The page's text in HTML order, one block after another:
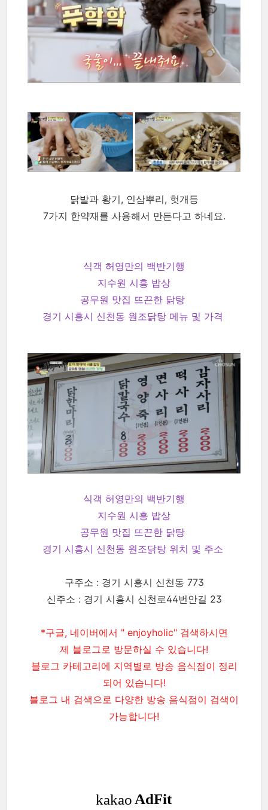
닭발과 황기, 인삼뿌리, 헛개등
7가지 한약재를 사용해서 만든다고 하네요.
식객 허영만의 백반기행
지수원 시흥 밥상
공무원 맛집 뜨끈한 닭탕
경기 시흥시 신천동 원조닭탕 메뉴 및 가격
식객 허영만의 백반기행
지수원 시흥 밥상
공무원 맛집 뜨끈한 닭탕
경기 시흥시 신천동 원조닭탕 위치 및 주소
구주소 : 경기 시흥시 신천동 773
신주소 : 경기 시흥시 신천로44번안길 23
*구글, 네이버에서 " enjoyholic" 검색하시면
제 블로그로 방문하실 수 있습니다!
블로그 카테고리에 지역별로 방송 음식점이 정리
되어 있습니다!
블로그 내 검색으로 다양한 방송 음식점이 검색이
가능합니다!